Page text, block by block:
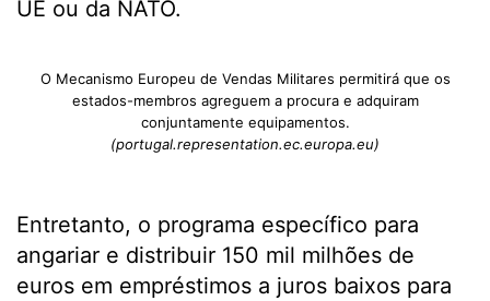
UE ou da NATO.
O Mecanismo Europeu de Vendas Militares permitirá que os
estados-membros agreguem a procura e adquiram
conjuntamente equipamentos.
(portugal.representation.ec.europa.eu)
Entretanto, o programa específico para
angariar e distribuir 150 mil milhões de
euros em empréstimos a juros baixos para